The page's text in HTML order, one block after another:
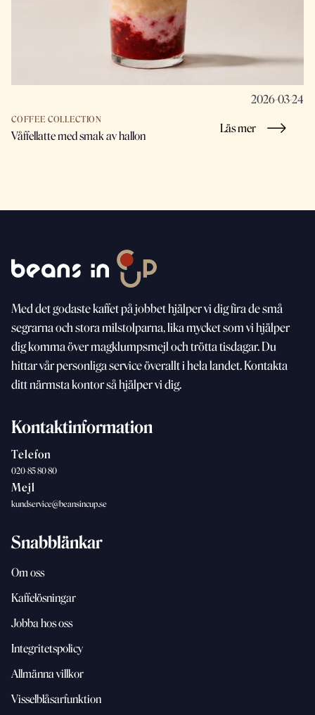
2026-03-24
COFFEE COLLECTION
Våffellatte med smak av hallon
Läs mer
Meddet godaste kaffet på jobbet hjälper vi dig fira de små
segrarna och stora milstolparna, lika mycket som vihjälper
dig komma över magklumpsmejl och tröttatisdagar. Du
hittar vår personliga service överallt i hela landet. Kontakta
ditt närmsta kontor så hjälper vi dig.
Kontaktinformation
Telefon
020-85 80 80
Mejl
kundservice@beansincup.se
Snabblänkar
Om oss
Kaffelösningar
Jobba hos oss
Integritetspolicy
Allmänna villkor
Visselblåsarfunktion